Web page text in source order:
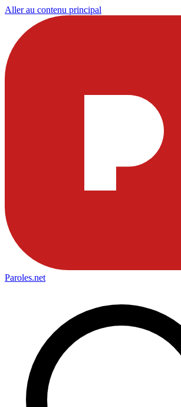
Aller au contenu principal
Paroles.net